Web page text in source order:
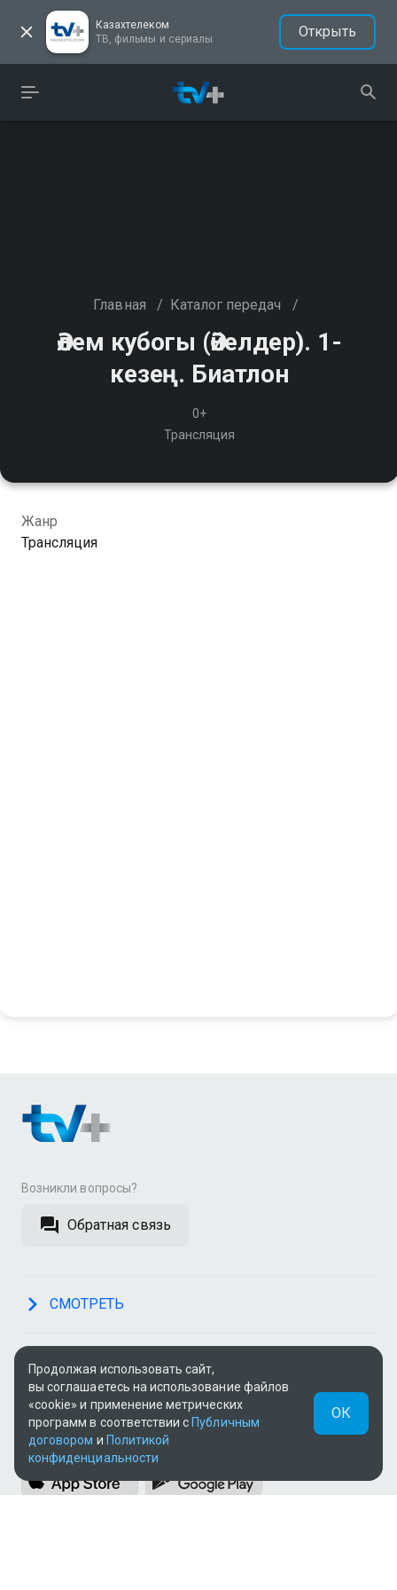
Казахтелеком
ТВ, фильмы и сериалы
Открыть
Главная / Каталог передач /
Әлем кубогы (Әйелдер). 1-
кезең. Биатлон
0+
Трансляция
Жанр
Трансляция
Возникли вопросы?
Обратная связь
СМОТРЕТЬ
ПРИЛОЖЕНИЯ
Продолжая использовать сайт,
вы соглашаетесь на использование файлов
«cookie» и применение метрических
программ в соответствии с Публичным
договором и Политикой
конфиденциальности
ОК